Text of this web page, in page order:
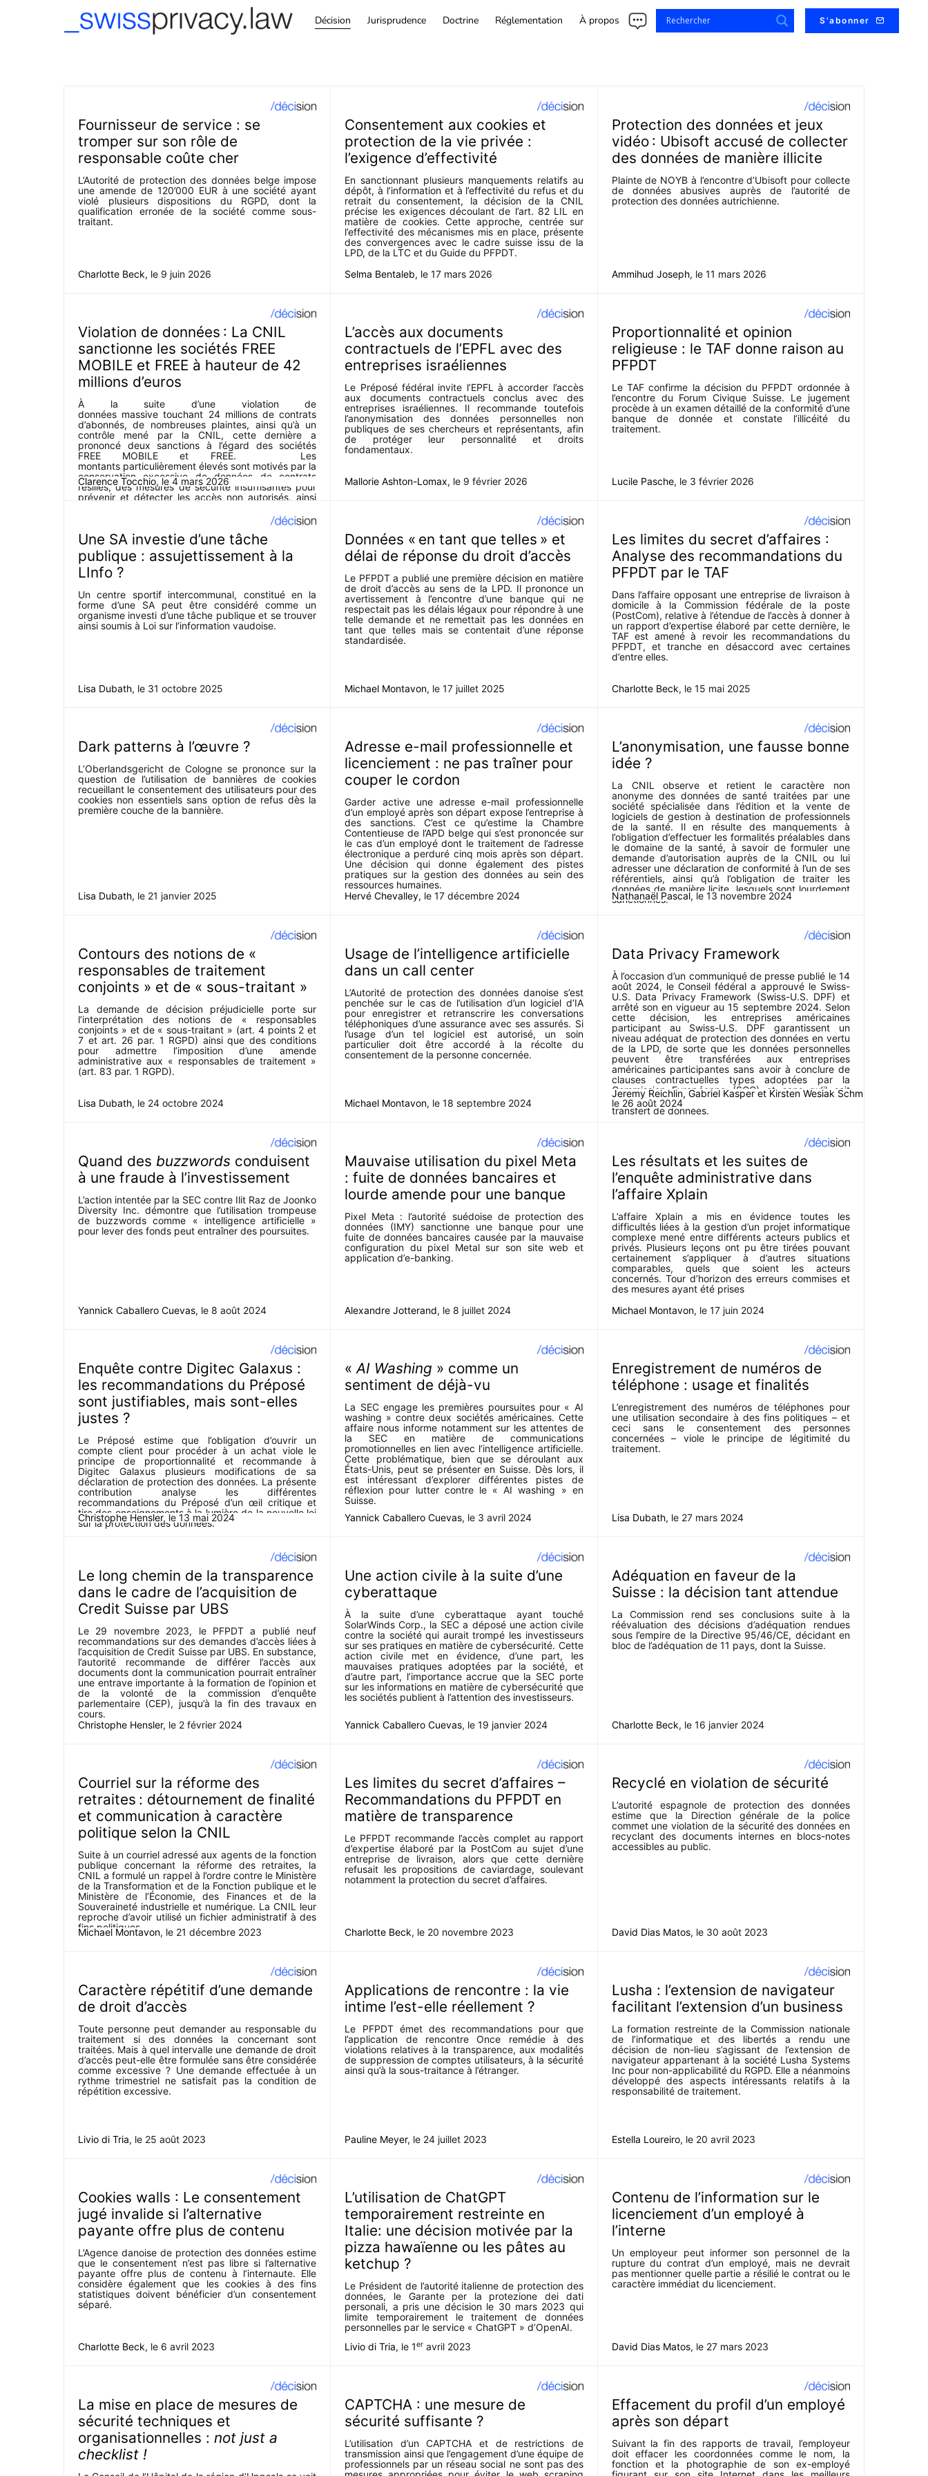
Décision Jurisprudence Doctrine Réglementation À propos S'abonner
Fournisseur de service : se
tromper sur son rôle de
responsable coûte cher
L’Autorité de protection des données belge impose
une amende de 120’000 EUR à une société ayant
violé plusieurs dispositions du RGPD, dont la
qualification erronée de la société comme sous-
traitant.
Charlotte Beck, le 9 juin 2026
Consentement aux cookies et
protection de la vie privée :
l’exigence d’effectivité
En sanctionnant plusieurs manquements relatifs au
dépôt, à l’information et à l’effectivité du refus et du
retrait du consentement, la décision de la CNIL
précise les exigences découlant de l’art. 82 LIL en
matière de cookies. Cette approche, centrée sur
l’effectivité des mécanismes mis en place, présente
des convergences avec le cadre suisse issu de la
LPD, de la LTC et du Guide du PFPDT.
Selma Bentaleb, le17 mars 2026
Protection des données et jeux
vidéo : Ubisoft accusé de collecter
des données de manière illicite
Plainte de NOYB à l’encontre d’Ubisoft pour collecte
de données abusives auprès de l’autorité de
protection des données autrichienne.
Ammihud Joseph, le 11 mars 2026
Violation de données : La CNIL
sanctionne les sociétés FREE
MOBILE et FREE à hauteur de 42
millions d’euros
À la suite d’une violation de
données massive touchant 24 millions de contrats
d’abonnés, de nombreuses plaintes, ainsi qu’à un
contrôle mené par la CNIL, cette dernière a
prononcé deux sanctions à l’égard des sociétés
FREE MOBILE et FREE. Les
montants particulièrement élevés sont motivés par la
conservation excessive de données de contrats
résiliés, des mesures de sécurité insuffisantes pour
prévenir et détecter les accès non autorisés, ainsi
Clarence Tocchio, le 4 mars 2026
L’accès aux documents
contractuels de l’EPFL avec des
entreprises israéliennes
Le Préposé fédéral invite l’EPFL à accorder l’accès
aux documents contractuels conclus avec des
entreprises israéliennes. Il recommande toutefois
l’anonymisation des données personnelles non
publiques de ses chercheurs et représentants, afin
de protéger leur personnalité et droits
fondamentaux.
Mallorie Ashton-Lomax, le 9 février 2026
Proportionnalité et opinion
religieuse : le TAF donne raison au
PFPDT
Le TAF confirme la décision du PFPDT ordonnée à
l’encontre du Forum Civique Suisse. Le jugement
procède à un examen détaillé de la conformité d’une
banque de donnée et constate l’illicéité du
traitement.
Lucile Pasche, le 3 février 2026
Une SA investie d’une tâche
publique : assujettissement à la
LInfo ?
Un centre sportif intercommunal, constitué en la
forme d’une SA peut être considéré comme un
organisme investi d’une tâche publique et se trouver
ainsi soumis à Loi sur l’information vaudoise.
Lisa Dubath, le 31 octobre 2025
Données « en tant que telles » et
délai de réponse du droit d’accès
Le PFPDT a publié une première décision en matière
de droit d’accès au sens de la LPD. Il prononce un
avertissement à l’encontre d’une banque qui ne
respectait pas les délais légaux pour répondre à une
telle demande et ne remettait pas les données en
tant que telles mais se contentait d’une réponse
standardisée.
Michael Montavon, le17 juillet 2025
Les limites du secret d’affaires :
Analyse des recommandations du
PFPDT par le TAF
Dans l’affaire opposant une entreprise de livraison à
domicile à la Commission fédérale de la poste
(PostCom), relative à l’étendue de l’accès à donner à
un rapport d’expertise élaboré par cette dernière, le
TAF est amené à revoir les recommandations du
PFPDT, et tranche en désaccord avec certaines
d’entre elles.
Charlotte Beck, le 15 mai 2025
Dark patterns à l’œuvre ?
L’Oberlandsgericht de Cologne se prononce sur la
question de l’utilisation de bannières de cookies
recueillant le consentement des utilisateurs pour des
cookies non essentiels sans option de refus dès la
première couche de la bannière.
Lisa Dubath, le 21 janvier 2025
Adresse e-mail professionnelle et
licenciement : ne pas traîner pour
couper le cordon
Garder active une adresse e-mail professionnelle
d’un employé après son départ expose l’entreprise à
des sanctions. C’est ce qu’estime la Chambre
Contentieuse de l’APD belge qui s’est prononcée sur
le cas d’un employé dont le traitement de l’adresse
électronique a perduré cinq mois après son départ.
Une décision qui donne également des pistes
pratiques sur la gestion des données au sein des
ressources humaines.
Hervé Chevalley, le17 décembre 2024
L’anonymisation, une fausse bonne
idée ?
La CNIL observe et retient le caractère non
anonyme des données de santé traitées par une
société spécialisée dans l’édition et la vente de
logiciels de gestion à destination de professionnels
de la santé. Il en résulte des manquements à
l’obligation d’effectuer les formalités préalables dans
le domaine de la santé, à savoir de formuler une
demande d’autorisation auprès de la CNIL ou lui
adresser une déclaration de conformité à l’un de ses
référentiels, ainsi qu’à l’obligation de traiter les
données de manière licite, lesquels sont lourdement
sanctionnés.
Nathanaël Pascal, le 13 novembre 2024
Contours des notions de «
responsables de traitement
conjoints » et de « sous-traitant »
La demande de décision préjudicielle porte sur
l’interprétation des notions de « responsables
conjoints » et de « sous-traitant » (art. 4 points 2 et
7 et art. 26 par. 1 RGPD) ainsi que des conditions
pour admettre l’imposition d’une amende
administrative aux « responsables de traitement »
(art. 83 par. 1 RGPD).
Lisa Dubath, le 24 octobre 2024
Usage de l’intelligence artificielle
dans un call center
L’Autorité de protection des données danoise s’est
penchée sur le cas de l’utilisation d’un logiciel d’IA
pour enregistrer et retranscrire les conversations
téléphoniques d’une assurance avec ses assurés. Si
l’usage d’un tel logiciel est autorisé, un soin
particulier doit être accordé à la récolte du
consentement de la personne concernée.
Michael Montavon, le18 septembre 2024
Data Privacy Framework
À l’occasion d’un communiqué de presse publié le 14
août 2024, le Conseil fédéral a approuvé le Swiss-
U.S. Data Privacy Framework (Swiss-U.S. DPF) et
arrêté son en vigueur au 15 septembre 2024. Selon
cette décision, les entreprises américaines
participant au Swiss-U.S. DPF garantissent un
niveau adéquat de protection des données en vertu
de la LPD, de sorte que les données personnelles
peuvent être transférées aux entreprises
américaines participantes sans avoir à conclure de
clauses contractuelles types adoptées par la
Commission Européenne (SCC) et sans qu’il soit
nécessaire de procéder à une analyse d’impact du
transfert de données.
Jeremy Reichlin, Gabriel Kasperet Kirsten Wesiak Schmidt
le 26 août 2024
Quand des buzzwords conduisent
à une fraude à l’investissement
L’action intentée par la SEC contre Ilit Raz de Joonko
Diversity Inc. démontre que l’utilisation trompeuse
de buzzwords comme « intelligence artificielle »
pour lever des fonds peut entraîner des poursuites.
Yannick Caballero Cuevas, le 8 août 2024
Mauvaise utilisation du pixel Meta
: fuite de données bancaires et
lourde amende pour une banque
Pixel Meta : l’autorité suédoise de protection des
données (IMY) sanctionne une banque pour une
fuite de données bancaires causée par la mauvaise
configuration du pixel Metal sur son site web et
application d’e-banking.
Alexandre Jotterand, le 8 juillet 2024
Les résultats et les suites de
l’enquête administrative dans
l’affaire Xplain
L’affaire Xplain a mis en évidence toutes les
difficultés liées à la gestion d’un projet informatique
complexe mené entre différents acteurs publics et
privés. Plusieurs leçons ont pu être tirées pouvant
certainement s’appliquer à d’autres situations
comparables, quels que soient les acteurs
concernés. Tour d’horizon des erreurs commises et
des mesures ayant été prises
Michael Montavon, le 17 juin 2024
Enquête contre Digitec Galaxus :
les recommandations du Préposé
sont justifiables, mais sont-elles
justes ?
Le Préposé estime que l’obligation d’ouvrir un
compte client pour procéder à un achat viole le
principe de proportionnalité et recommande à
Digitec Galaxus plusieurs modifications de sa
déclaration de protection des données. La présente
contribution analyse les différentes
recommandations du Préposé d’un œil critique et
tire des enseignements à la lumière de la nouvelle loi
sur la protection des données.
Christophe Hensler, le 13 mai 2024
«AI Washing » comme un
sentiment de déjà-vu
La SEC engage les premières poursuites pour « AI
washing » contre deux sociétés américaines. Cette
affaire nous informe notamment sur les attentes de
la SEC en matière de communications
promotionnelles en lien avec l’intelligence artificielle.
Cette problématique, bien que se déroulant aux
États-Unis, peut se présenter en Suisse. Dès lors, il
est intéressant d’explorer différentes pistes de
réflexion pour lutter contre le « AI washing » en
Suisse.
Yannick Caballero Cuevas, le 3 avril 2024
Enregistrement de numéros de
téléphone : usage et finalités
L’enregistrement des numéros de téléphones pour
une utilisation secondaire à des fins politiques – et
ceci sans le consentement des personnes
concernées – viole le principe de légitimité du
traitement.
Lisa Dubath, le 27 mars 2024
Le long chemin de la transparence
dans le cadre de l’acquisition de
Credit Suisse par UBS
Le 29 novembre 2023, le PFPDT a publié neuf
recommandations sur des demandes d’accès liées à
l’acquisition de Credit Suisse par UBS. En substance,
l’autorité recommande de différer l’accès aux
documents dont la communication pourrait entraîner
une entrave importante à la formation de l’opinion et
de la volonté de la commission d’enquête
parlementaire (CEP), jusqu’à la fin des travaux en
cours.
Christophe Hensler, le 2 février 2024
Une action civile à la suite d’une
cyberattaque
À la suite d’une cyberattaque ayant touché
SolarWinds Corp., la SEC a déposé une action civile
contre la société qui aurait trompé les investisseurs
sur ses pratiques en matière de cybersécurité. Cette
action civile met en évidence, d’une part, les
mauvaises pratiques adoptées par la société, et
d’autre part, l’importance accrue que la SEC porte
sur les informations en matière de cybersécurité que
les sociétés publient à l’attention des investisseurs.
Yannick Caballero Cuevas, le19 janvier 2024
Adéquation en faveur de la
Suisse : la décision tant attendue
La Commission rend ses conclusions suite à la
réévaluation des décisions d’adéquation rendues
sous l’empire de la Directive 95/46/CE, décidant en
bloc de l’adéquation de 11 pays, dont la Suisse.
Charlotte Beck, le 16 janvier 2024
Courriel sur la réforme des
retraites : détournement de finalité
et communication à caractère
politique selon la CNIL
Suite à un courriel adressé aux agents de la fonction
publique concernant la réforme des retraites, la
CNIL a formulé un rappel à l’ordre contre le Ministère
de la Transformation et de la Fonction publique et le
Ministère de l’Économie, des Finances et de la
Souveraineté industrielle et numérique. La CNIL leur
reproche d’avoir utilisé un fichier administratif à des
fins politiques.
Michael Montavon, le 21 décembre 2023
Les limites du secret d’affaires –
Recommandations du PFPDT en
matière de transparence
Le PFPDT recommande l’accès complet au rapport
d’expertise élaboré par la PostCom au sujet d’une
entreprise de livraison, alors que cette dernière
refusait les propositions de caviardage, soulevant
notamment la protection du secret d’affaires.
Charlotte Beck, le 20 novembre 2023
Recyclé en violation de sécurité
L’autorité espagnole de protection des données
estime que la Direction générale de la police
commet une violation de la sécurité des données en
recyclant des documents internes en blocs-notes
accessibles au public.
David Dias Matos, le 30 août 2023
Caractère répétitif d’une demande
de droit d’accès
Toute personne peut demander au responsable du
traitement si des données la concernant sont
traitées. Mais à quel intervalle une demande de droit
d’accès peut-elle être formulée sans être considérée
comme excessive ? Une demande effectuée à un
rythme trimestriel ne satisfait pas la condition de
répétition excessive.
Livio di Tria, le 25 août 2023
Applications de rencontre : la vie
intime l’est-elle réellement ?
Le PFPDT émet des recommandations pour que
l’application de rencontre Once remédie à des
violations relatives à la transparence, aux modalités
de suppression de comptes utilisateurs, à la sécurité
ainsi qu’à la sous-traitance à l’étranger.
Pauline Meyer, le 24 juillet 2023
Lusha : l’extension de navigateur
facilitant l’extension d’un business
La formation restreinte de la Commission nationale
de l’informatique et des libertés a rendu une
décision de non-lieu s’agissant de l’extension de
navigateur appartenant à la société Lusha Systems
Inc pour non-applicabilité du RGPD. Elle a néanmoins
développé des aspects intéressants relatifs à la
responsabilité de traitement.
Estella Loureiro, le 20 avril 2023
Cookies walls : Le consentement
jugé invalide si l’alternative
payante offre plus de contenu
L’Agence danoise de protection des données estime
que le consentement n’est pas libre si l’alternative
payante offre plus de contenu à l’internaute. Elle
considère également que les cookies à des fins
statistiques doivent bénéficier d’un consentement
séparé.
Charlotte Beck, le 6 avril 2023
L’utilisation de ChatGPT
temporairement restreinte en
Italie: une décision motivée par la
pizza hawaïenne ou les pâtes au
ketchup ?
Le Président de l’autorité italienne de protection des
données, le Garante per la protezione dei dati
personali, a pris une décision le 30 mars 2023 qui
limite temporairement le traitement de données
personnelles par le service « ChatGPT » d’OpenAI.
Livio di Tria, le1er avril 2023
Contenu de l’information sur le
licenciement d’un employé à
l’interne
Un employeur peut informer son personnel de la
rupture du contrat d’un employé, mais ne devrait
pas mentionner quelle partie a résilié le contrat ou le
caractère immédiat du licenciement.
David Dias Matos, le 27 mars 2023
La mise en place de mesures de
sécurité techniques et
organisationnelles : not just a
checklist !
CAPTCHA : une mesure de
sécurité suffisante ?
L’utilisation d’un CAPTCHA et de restrictions de
transmission ainsi que l’engagement d’une équipe de
professionnels par un réseau social ne sont pas des
Effacement du profil d’un employé
après son départ
Suivant la fin des rapports de travail, l’employeur
doit effacer les coordonnées comme le nom, la
fonction et la photographie de son ex-employé